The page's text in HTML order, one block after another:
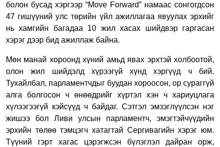
болон бусад хэргээр “Move Forward” намаас сонгогдсон
47 гишүүний улс төрийн үйл ажиллагаа явуулах эрхийг
нь хамгийн багадаа 10 жил хасах шийдвэр гаргасан
хэрэг дээр бид ажиллаж байна.
Мөн манай хороонд хүний амьд явах эрхтэй холбоотой,
олон жил шийдэлд хүрээгүй хүнд хэргүүд ч бий.
Тухайлбал, парламентчдыг буудан хороосон, ор сураггүй
алга болгосон ч өнөөдрийг хүртэл хэн ч хариуцлага
хүлээгээгүй кэйсүүд ч байдаг. Сэтгэл эмзэглүүлсэн нэг
жишээ бол Ливи улсын парламентч, эмэгтэйчүүдийн
эрхийн төлөө тэмцэгч хатагтай Сергивагийн хэрэг юм.
Түүний гэрт хагас цэрэгжсэн бүлэглэл дайран орж,